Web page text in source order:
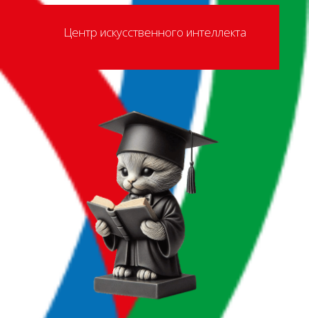
Центр искусственного интеллекта